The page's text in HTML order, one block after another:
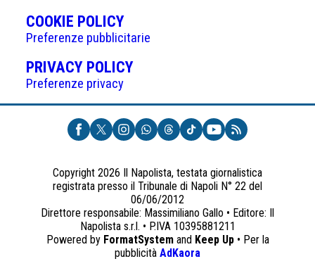
COOKIE POLICY(APRE
IN
UNA
NUOVA
Preferenze pubblicitarie
PRIVACY POLICY(APRE
UNA
NUOVA
SCHEDA)
Preferenze privacy
Copyright 2026 Il Napolista, testata giornalistica
registrata presso il Tribunale di Napoli N° 22 del
06/06/2012
Direttore responsabile: Massimiliano Gallo • Editore: Il
Napolista s.r.l. • P.IVA 10395881211
Powered by FormatSystemand Keep Up• Per la
pubblicità AdKaora